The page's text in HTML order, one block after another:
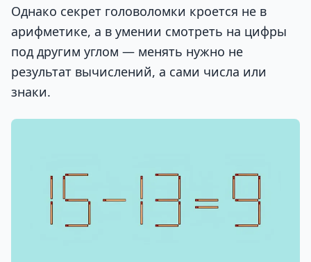
Однако секрет головоломки кроется не в
арифметике, а в умении смотреть на цифры
под другим углом — менять нужно не
результат вычислений, а сами числа или
знаки.